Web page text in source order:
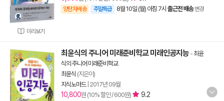
미리보기
양탄자배송 주말특급 8월 10일 (월) 아침 7시 출근전 배송 변경
최윤식의 주니어 미래준비학교 미래인공지능 -최윤
식의 주니어 미래준비학교
최윤식 (지은이)
지식노마드| 2017년 09월
10,800원 (10% 할인 / 600원) 9.2